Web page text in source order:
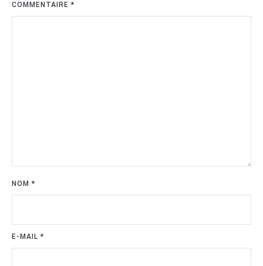
COMMENTAIRE*
NOM*
E-MAIL*